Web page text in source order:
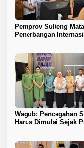
Pemprov Sulteng
Penerbangan
Wagub: Pencegahan
Harus Dimulai Sejak